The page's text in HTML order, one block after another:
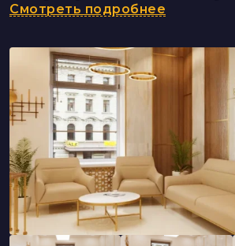
Смотреть подробнее